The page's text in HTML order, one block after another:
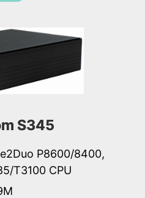
S345
P8600/8400,
T3100 CPU